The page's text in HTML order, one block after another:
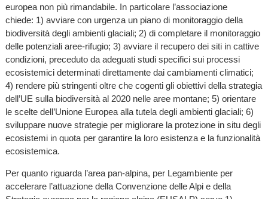
europea non più rimandabile. In particolare l’associazione
chiede: 1) avviare con urgenza un piano di monitoraggio della
biodiversità degli ambienti glaciali; 2) di completare il monitoraggio
delle potenziali aree-rifugio; 3) avviare il recupero dei siti in cattive
condizioni, preceduto da adeguati studi specifici sui processi
ecosistemici determinati direttamente dai cambiamenti climatici;
4) rendere più stringenti oltre che cogenti gli obiettivi della strategia
dell’UE sulla biodiversità al 2020 nelle aree montane; 5) orientare
le scelte dell’Unione Europea alla tutela degli ambienti glaciali; 6)
sviluppare nuove strategie per migliorare la protezione in situ degli
ecosistemi in quota per garantire la loro esistenza e la funzionalità
ecosistemica.
Per quanto riguarda l’area pan-alpina, per Legambiente per
accelerare l’attuazione della Convenzione delle Alpi e della